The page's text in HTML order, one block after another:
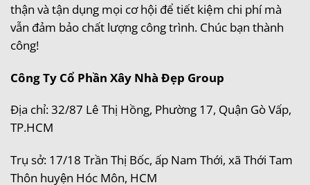
thận và tận dụng mọi cơ hội để tiết kiệm chi phí mà
vẫn đảm bảo chất lượng công trình. Chúc bạn thành
công!
Công Ty Cổ Phần Xây Nhà Đẹp Group
Địa chỉ: 32/87 Lê Thị Hồng, Phường 17, Quận Gò Vấp,
TP.HCM
Trụ sở: 17/18 Trần Thị Bốc, ấp Nam Thới, xã Thới Tam
Thôn huyện Hóc Môn, HCM